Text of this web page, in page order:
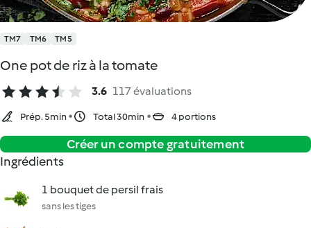
TM7 TM6 TM5
One pot de riz à la tomate
3.6 117 évaluations
Prép. 5min Total 30min 4 portions
Créer un compte gratuitement
Ingrédients
1 bouquet de persil frais
sans les tiges